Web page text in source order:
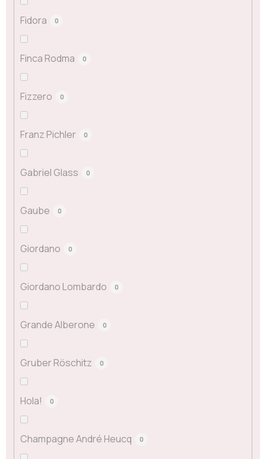
Fidora 0
Finca Rodma 0
Fizzero 0
Franz Pichler 0
Gabriel Glass 0
Gaube 0
Giordano 0
Giordano Lombardo 0
Grande Alberone 0
Gruber Röschitz 0
Hola! 0
Champagne André Heucq 0